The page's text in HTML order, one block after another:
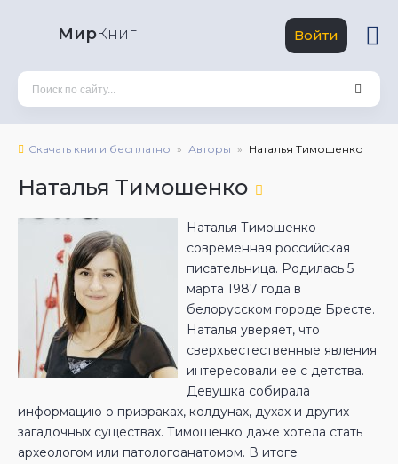
МирКниг Войти
Скачать книги бесплатно Авторы Наталья Тимошенко
Наталья Тимошенко
Наталья Тимошенко –
современная российская
писательница. Родилась 5
марта 1987 года в
белорусском городе Бресте.
Наталья уверяет, что
сверхъестественные явления
интересовали ее с детства.
Девушка собирала
информацию о призраках, колдунах, духах и других
загадочных существах. Тимошенко даже хотела стать
археологом или патологоанатомом. В итоге